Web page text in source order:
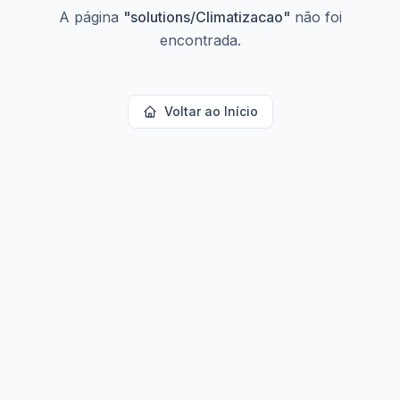
A página "solutions/Climatizacao" não foi
encontrada.
Voltar ao Início